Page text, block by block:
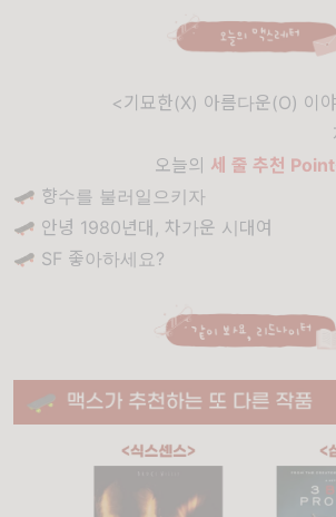
<기묘한(X) 아름다운(O) 이
오늘의 세 줄 추천 Point
🛹 향수를 불러일으키자
🛹 안녕 1980년대, 차가운 시대여
🛹 SF 좋아하세요?